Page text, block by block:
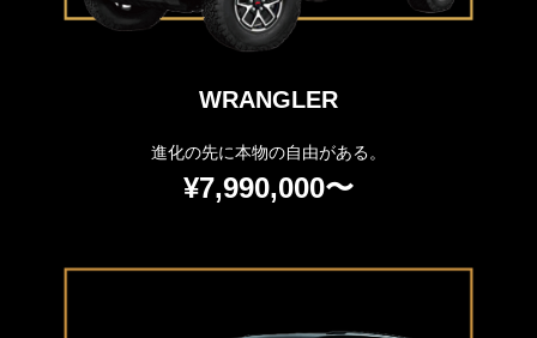
WRANGLER
進化の先に本物の自由がある。
¥7,990,000〜